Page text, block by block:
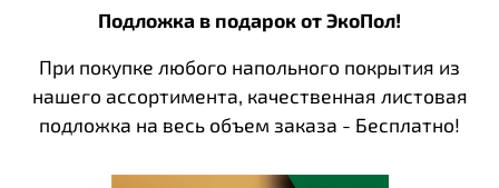
Подложка в подарок от ЭкоПол!
При покупке любого напольного покрытия из
нашего ассортимента, качественная листовая
подложка на весь объем заказа - Бесплатно!